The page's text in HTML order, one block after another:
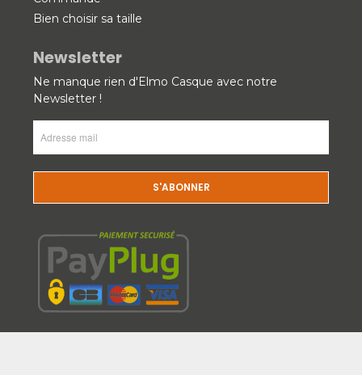
Bien choisir sa taille
Newsletter
Ne manque rien d'Elmo Casque avec notre
Newsletter !
(Nécessaire)
CAPTCHA